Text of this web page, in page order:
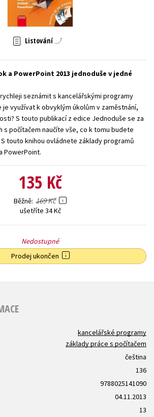
Zahraniční literatura
Všechny tituly
Listování
a PowerPoint 2013 jednoduše v jedné
seznámit s kancelářskými programy
je využívat k obvyklým úkolům v zaměstnání,
S touto publikací z edice Jednoduše se za
s počítačem naučíte vše, co k tomu budete
touto knihou ovládnete základy programů
PowerPoint.
135 Kč
Běžně 169 Kč
ušetříte 34 Kč
Nedostupné
Prodej ukončen
kancelářské programy
základy práce s počítačem
čeština
136
9788025141090
04.11.2013
13